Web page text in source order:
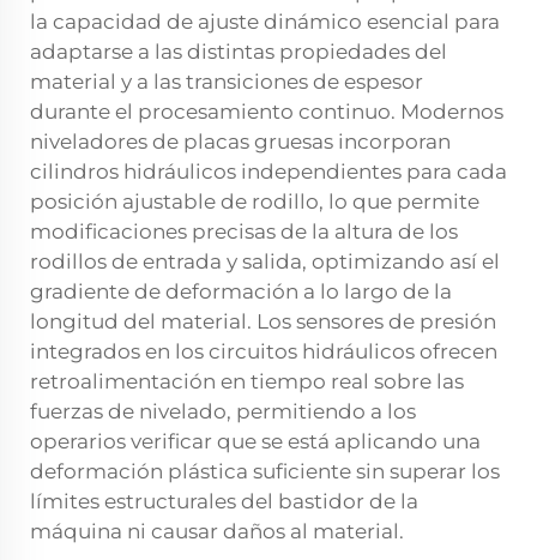
la capacidad de ajuste dinámico esencial para
adaptarse a las distintas propiedades del
material y a las transiciones de espesor
durante el procesamiento continuo. Modernos
niveladores de placas gruesas incorporan
cilindros hidráulicos independientes para cada
posición ajustable de rodillo, lo que permite
modificaciones precisas de la altura de los
rodillos de entrada y salida, optimizando así el
gradiente de deformación a lo largo de la
longitud del material. Los sensores de presión
integrados en los circuitos hidráulicos ofrecen
retroalimentación en tiempo real sobre las
fuerzas de nivelado, permitiendo a los
operarios verificar que se está aplicando una
deformación plástica suficiente sin superar los
límites estructurales del bastidor de la
máquina ni causar daños al material.